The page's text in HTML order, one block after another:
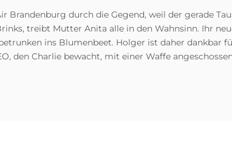
durch die Gegend, weil der gerade
treibt Mutter Anita alle in den Wahnsinn. Ihr
ins Blumenbeet. Holger ist daher dankbar
den Charlie bewacht, mit einer Waffe